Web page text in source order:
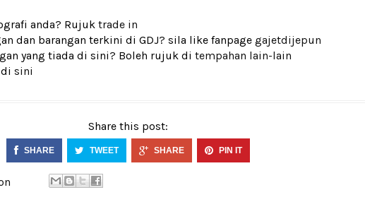
anda? Rujuk trade in
dan barangan terkini di GDJ? sila like fanpage gajetdijepun
yang tiada di sini? Boleh rujuk di tempahan lain-lain
sini
Share this post:
SHARE TWEET SHARE PIN IT